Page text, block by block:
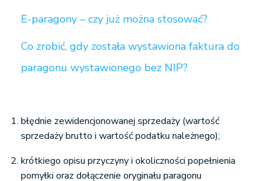
E-paragony – czy już można stosować?
Co zrobić, gdy została wystawiona faktura do
paragonu wystawionego bez NIP?
błędnie zewidencjonowanej sprzedaży (wartość
sprzedaży brutto i wartość podatku należnego);
krótkiego opisu przyczyny i okoliczności popełnienia
pomyłki oraz dołączenie oryginału paragonu